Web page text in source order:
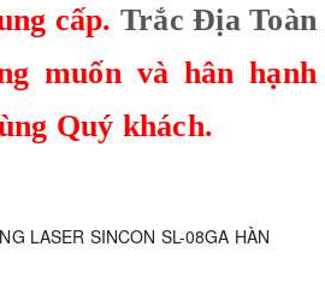
cấp. Trắc Địa Toàn
muốn và hân hạnh
Quý khách.
LASER SINCON SL-08GA HÀN